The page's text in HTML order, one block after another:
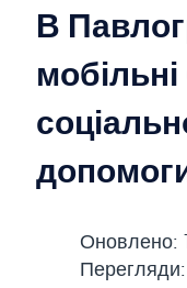
В
Оновлено: